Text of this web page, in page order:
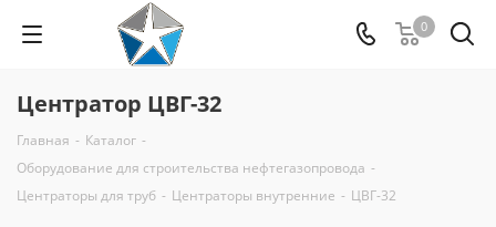
0
Центратор ЦВГ-32
Главная - Каталог -
Оборудование для строительства нефтегазопровода -
Центраторы для труб - Центраторы внутренние - ЦВГ-32